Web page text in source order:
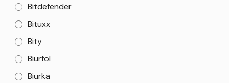
Bitdefender
Bituxx
Bity
Biurfol
Biurka